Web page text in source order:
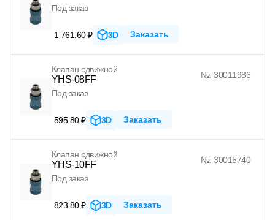
Под заказ
1 761.60 ₽ 3D Заказать
Клапан сдвижной
YHS-08FF
№: 30011986
Под заказ
595.80 ₽ 3D Заказать
Клапан сдвижной
YHS-10FF
№: 30015740
Под заказ
823.80 ₽ 3D Заказать